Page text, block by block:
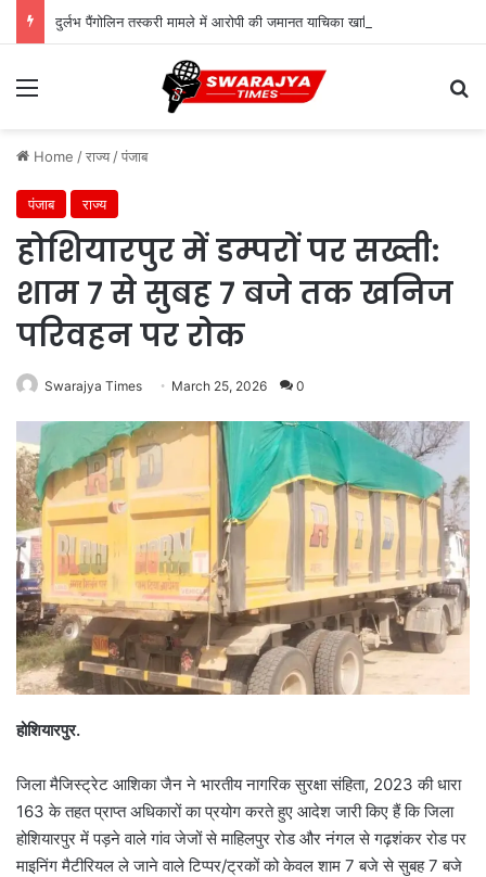
दुर्लभ पैंगोलिन तस्करी मामले में आरोपी की जमानत याचिका खारिज
Menu
Home /राज्य /पंजाब
पंजाब राज्य
होशियारपुर में डम्परों पर सख्ती:
शाम 7 से सुबह 7 बजे तक खनिज
परिवहन पर रोक
Swarajya Times March 25, 2026 0
होशियारपुर.
जिला मैजिस्ट्रेट आशिका जैन ने भारतीय नागरिक सुरक्षा संहिता, 2023 की धारा
163 के तहत प्राप्त अधिकारों का प्रयोग करते हुए आदेश जारी किए हैं कि जिला
होशियारपुर में पड़ने वाले गांव जेजों से माहिलपुर रोड और नंगल से गढ़शंकर रोड पर
माइनिंग मैटीरियल ले जाने वाले टिप्पर/ट्रकों को केवल शाम 7 बजे से सुबह 7 बजे